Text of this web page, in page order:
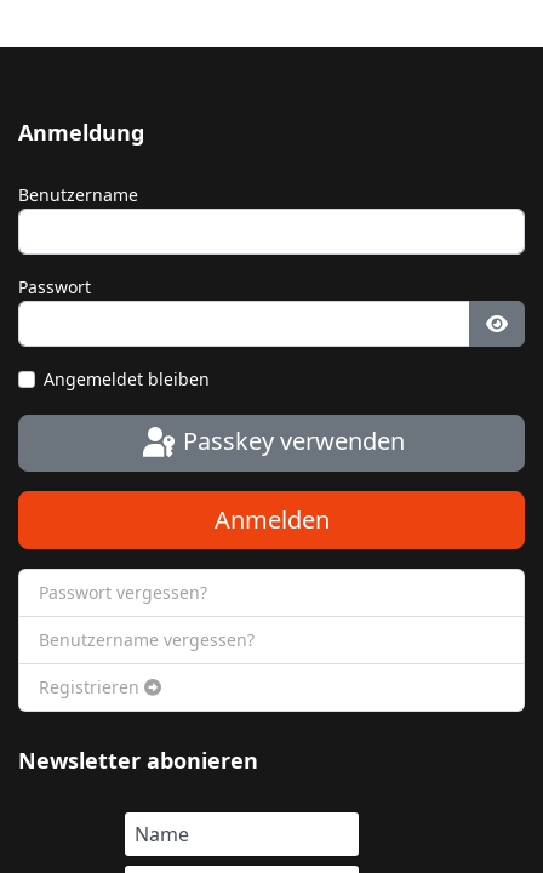
Anmeldung
Benutzername
Passwort
Angemeldet bleiben
Passkey verwenden
Anmelden
Passwort vergessen?
Benutzername vergessen?
Registrieren
Newsletter abonieren